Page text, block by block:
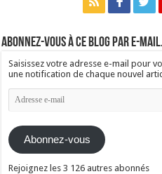
Abonnez-vous à ce blog par e-mail.
Saisissez votre adresse e-mail pour
une notification de chaque nouvel
Adresse
e-
Abonnez-vous
Rejoignez les 3 126 autres abonnés